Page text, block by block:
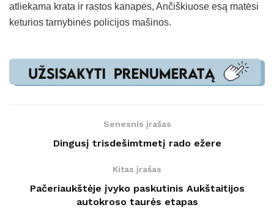
atliekama krata ir rastos kanapės, Ančiškiuose esą matėsi
keturios tarnybinės policijos mašinos.
Senesnis įrašas
Dingusį trisdešimtmetį rado ežere
Kitas įrašas
Pačeriaukštėje įvyko paskutinis Aukštaitijos
autokroso taurės etapas